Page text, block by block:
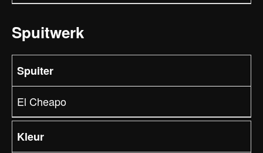
Spuitwerk
Spuiter
El Cheapo
Kleur